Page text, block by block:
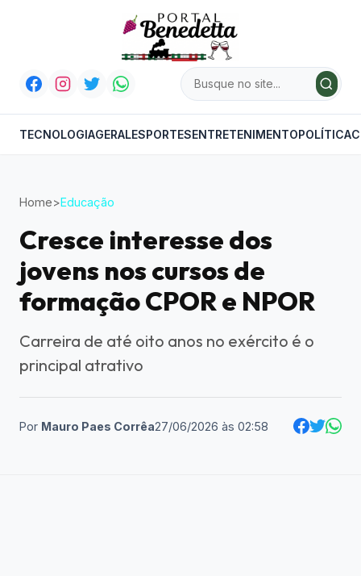
TECNOLOGIAGERALESPORTESENTRETENIMENTOPOLÍTICA
Home>Educação
Cresce interesse dos
jovens nos cursos de
formação CPOR e NPOR
Carreira de até oito anos no exército é o
principal atrativo
Por Mauro Paes Corrêa27/06/2026 às 02:58